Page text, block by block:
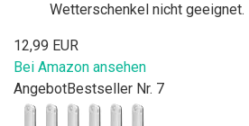
Wetterschenkel nicht geeignet.
12,99 EUR
Bei Amazon ansehen
AngebotBestseller Nr. 7